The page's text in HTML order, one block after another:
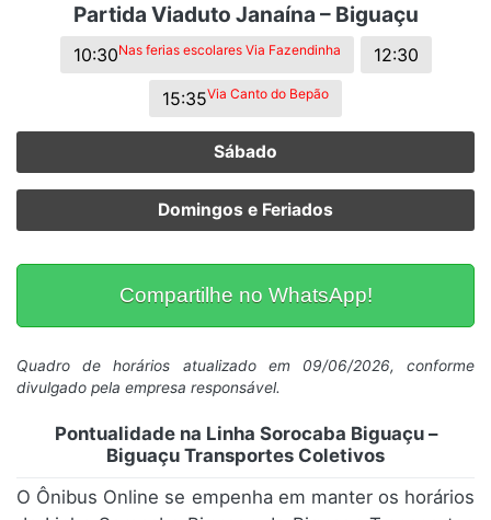
Partida Viaduto Janaína – Biguaçu
10:30Nas ferias escolares Via Fazendinha
12:30
15:35Via Canto do Bepão
Sábado
Domingos e Feriados
Compartilhe no WhatsApp!
Quadro de horários atualizado em 09/06/2026, conforme
divulgado pela empresa responsável.
Pontualidade na Linha Sorocaba Biguaçu –
Biguaçu Transportes Coletivos
O Ônibus Online se empenha em manter os horários